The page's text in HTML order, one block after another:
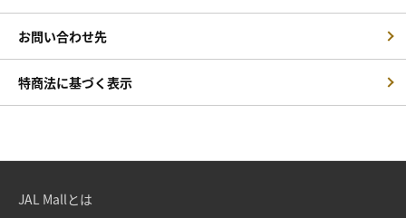
お問い合わせ先
特商法に基づく表示
JAL Mallとは